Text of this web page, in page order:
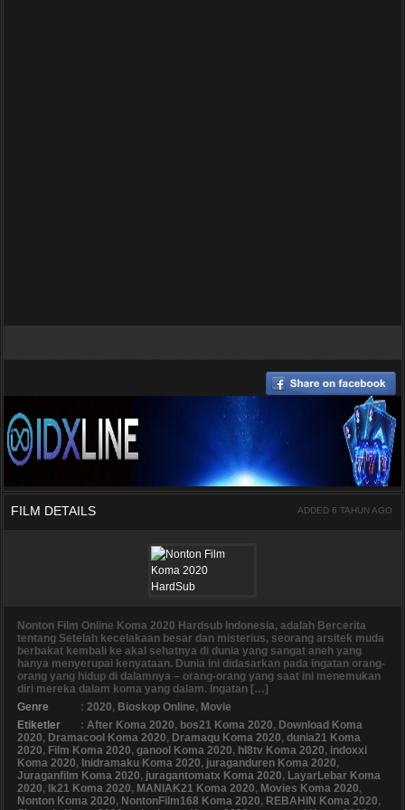
FILM DETAILS ADDED 6 TAHUN AGO
Nonton Film Online Koma 2020 Hardsub Indonesia, adalah Bercerita
tentang Setelah kecelakaan besar dan misterius, seorang arsitek muda
berbakat kembali ke akal sehatnya di dunia yang sangat aneh yang
hanya menyerupai kenyataan. Dunia ini didasarkan pada ingatan orang-
orang yang hidup di dalamnya – orang-orang yang saat ini menemukan
diri mereka dalam koma yang dalam. Ingatan […]
Genre
: 2020, Bioskop Online, Movie
Etiketler
: After Koma 2020, bos21 Koma 2020, Download Koma
2020, Dramacool Koma 2020, Dramaqu Koma 2020, dunia21 Koma
2020, Film Koma 2020, ganool Koma 2020, hl8tv Koma 2020, indoxxi
Koma 2020, Inidramaku Koma 2020, juraganduren Koma 2020,
Juraganfilm Koma 2020, juragantomatx Koma 2020, LayarLebar Koma
2020, lk21 Koma 2020, MANIAK21 Koma 2020, Movies Koma 2020,
Nonton Koma 2020, NontonFilm168 Koma 2020, REBAHIN Koma 2020,